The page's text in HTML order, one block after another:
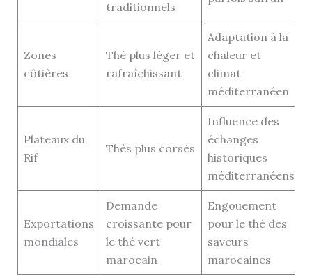
traditionnels
Zones
côtières
Thé plus léger et
rafraîchissant
Adaptation à la
chaleur et
climat
méditerranéen
Plateaux du
Rif
Thés plus corsés
Influence des
échanges
historiques
méditerranéens
Exportations
mondiales
Demande
croissante pour
le thé vert
marocain
Engouement
pour le thé des
saveurs
marocaines